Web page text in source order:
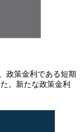
政策金利である短期
。新たな政策金利